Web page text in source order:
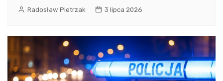
Radosław Pietrzak 3 lipca 2026